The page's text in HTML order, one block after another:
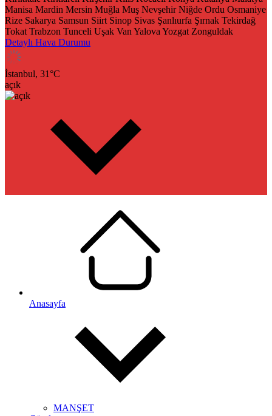
Manisa Mardin Mersin Muğla Muş Nevşehir Niğde Ordu Osmaniye
Rize Sakarya Samsun Siirt Sinop Sivas Şanlıurfa Şırnak Tekirdağ
Tokat Trabzon Tunceli Uşak Van Yalova Yozgat Zonguldak
Detaylı Hava Durumu
İstanbul, 31°C
açık
Anasayfa
MANŞET